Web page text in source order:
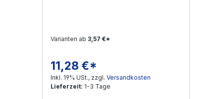
Varianten ab 3,57 €*
Regulärer Preis:
11,28 €*
Inkl. 19% USt., zzgl. Versandkosten
Lieferzeit: 1-3 Tage